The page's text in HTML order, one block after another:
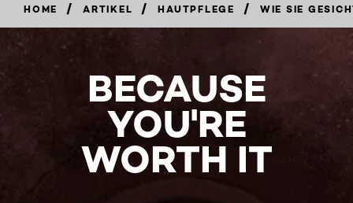
HOME / ARTIKEL / HAUTPFLEGE / WIE SIE
BECAUSE
YOU'RE
WORTH IT